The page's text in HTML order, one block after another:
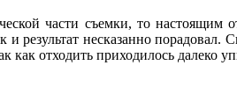
части съемки, то
и результат несказанно
как отходить приходилось далеко